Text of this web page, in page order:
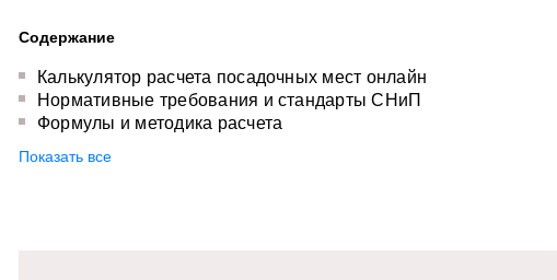
Содержание
Калькулятор расчета посадочных мест онлайн
Нормативные требования и стандарты СНиП
Формулы и методика расчета
Показать все